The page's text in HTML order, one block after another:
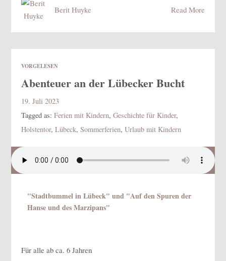
Read More
Berit Huyke
VORGELESEN
Abenteuer an der Lübecker Bucht
19. Juli 2023
Tagged as:Ferien mit Kindern,Geschichte für Kinder,
Holstentor,Lübeck,Sommerferien,Urlaub mit Kindern
"Stadtbummel in Lübeck" und "Auf den Spuren der
Hanse und des Marzipans"
Für alle ab ca. 6 Jahren